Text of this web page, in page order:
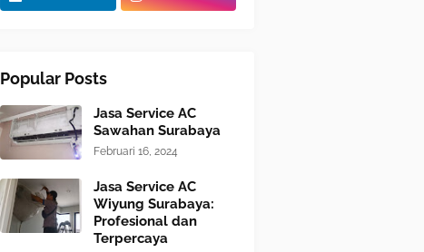
Popular Posts
Jasa Service AC
Sawahan Surabaya
Februari 16, 2024
Jasa Service AC
Wiyung Surabaya:
Profesional dan
Terpercaya